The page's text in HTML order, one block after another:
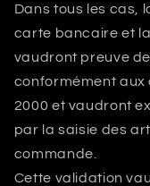
Dans tous les cas,
carte bancaire et
vaudront preuve
conformément aux
2000 et vaudront
par la saisie des
commande.
Cette validation